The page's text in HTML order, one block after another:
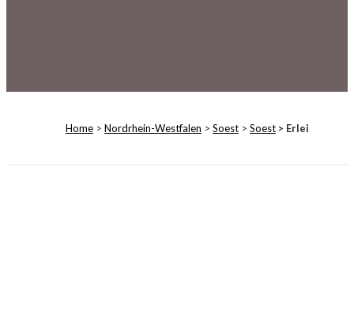
Home> Nordrhein-Westfalen > Soest> Soest> Erlei